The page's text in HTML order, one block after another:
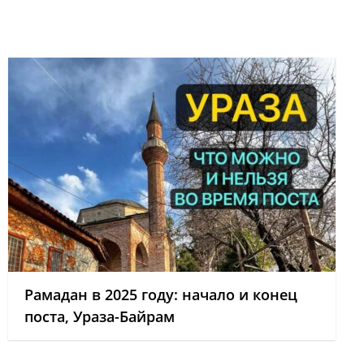
Рамадан в 2025 году: начало и конец
поста, Ураза-Байрам